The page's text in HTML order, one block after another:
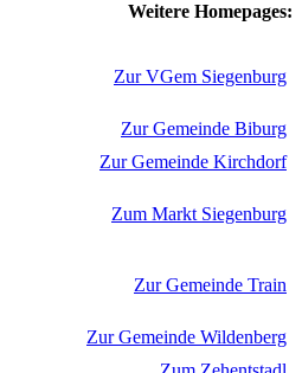
Weitere Homepages:
Zur VGem Siegenburg
Zur Gemeinde Biburg
Zur Gemeinde Kirchdorf
Zum Markt Siegenburg
Zur Gemeinde Train
Zur Gemeinde Wildenberg